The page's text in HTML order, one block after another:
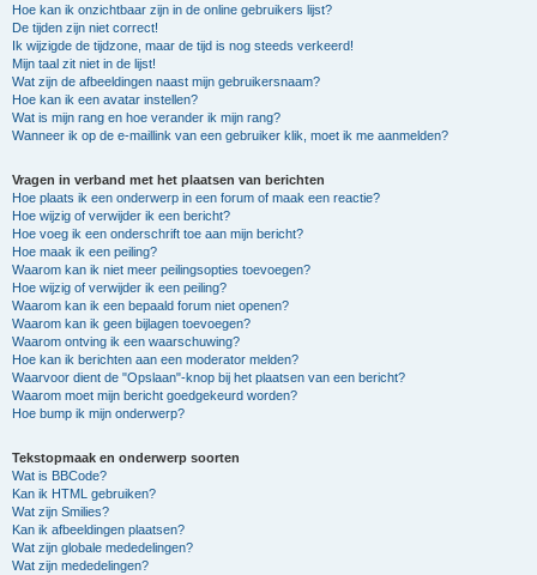
Hoe kan ik onzichtbaar zijn in de online gebruikers lijst?
De tijden zijn niet correct!
Ik wijzigde de tijdzone, maar de tijd is nog steeds verkeerd!
Mijn taal zit niet in de lijst!
Wat zijn de afbeeldingen naast mijn gebruikersnaam?
Hoe kan ik een avatar instellen?
Wat is mijn rang en hoe verander ik mijn rang?
Wanneer ik op de e-maillink van een gebruiker klik, moet ik me aanmelden?
Vragen in verband met het plaatsen van berichten
Hoe plaats ik een onderwerp in een forum of maak een reactie?
Hoe wijzig of verwijder ik een bericht?
Hoe voeg ik een onderschrift toe aan mijn bericht?
Hoe maak ik een peiling?
Waarom kan ik niet meer peilingsopties toevoegen?
Hoe wijzig of verwijder ik een peiling?
Waarom kan ik een bepaald forum niet openen?
Waarom kan ik geen bijlagen toevoegen?
Waarom ontving ik een waarschuwing?
Hoe kan ik berichten aan een moderator melden?
Waarvoor dient de "Opslaan"-knop bij het plaatsen van een bericht?
Waarom moet mijn bericht goedgekeurd worden?
Hoe bump ik mijn onderwerp?
Tekstopmaak en onderwerp soorten
Wat is BBCode?
Kan ik HTML gebruiken?
Wat zijn Smilies?
Kan ik afbeeldingen plaatsen?
Wat zijn globale mededelingen?
Wat zijn mededelingen?